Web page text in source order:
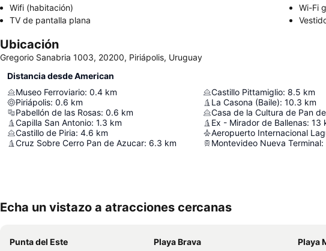
Wifi (habitación)
Wi-Fi
TV de pantalla plana
Ubicación
Gregorio Sanabria 1003, 20200, Piriápolis, Uruguay
Distancia desde American
Museo Ferroviario: 0.4 km
Piriápolis: 0.6 km
Pabellón de las Rosas: 0.6 km
Capilla San Antonio: 1.3 km
Castillo de Piria: 4.6 km
Cruz Sobre Cerro Pan de Azucar: 6.3 km
Castillo Pittamiglio: 8.5 km
La Casona (Baile): 10.3 km
Casa de la Cultura de Pan
Ex - Mirador de Ballenas: 13
Montevideo Nueva Terminal:
Echa un vistazo a atracciones cercanas
Punta del Este Playa Brava Playa